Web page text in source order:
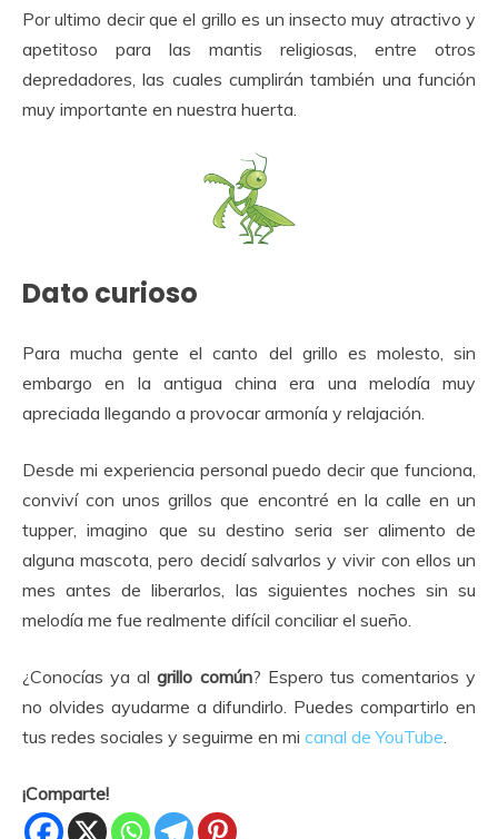
Por ultimo decir que el grillo es un insecto muy atractivo y
apetitoso para las mantis religiosas, entre otros
depredadores, las cuales cumplirán también una función
muy importante en nuestra huerta.
Dato curioso
Para mucha gente el canto del grillo es molesto, sin
embargo en la antigua china era una melodía muy
apreciada llegando a provocar armonía y relajación.
Desde mi experiencia personal puedo decir que funciona,
conviví con unos grillos que encontré en la calle en un
tupper, imagino que su destino seria ser alimento de
alguna mascota, pero decidí salvarlos y vivir con ellos un
mes antes de liberarlos, las siguientes noches sin su
melodía me fue realmente difícil conciliar el sueño.
¿Conocías ya al grillo común? Espero tus comentarios y
no olvides ayudarme a difundirlo. Puedes compartirlo en
tus redes sociales y seguirme en mi canal de YouTube.
¡Comparte!